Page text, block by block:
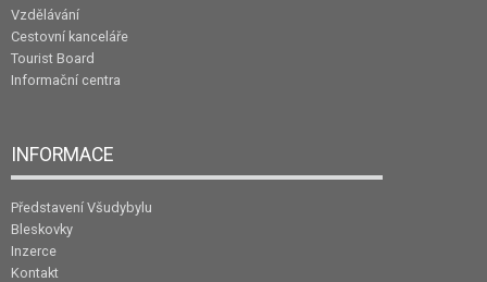
Vzdělávání
Cestovní kanceláře
Tourist Board
Informační centra
INFORMACE
Představení Všudybylu
Bleskovky
Inzerce
Kontakt